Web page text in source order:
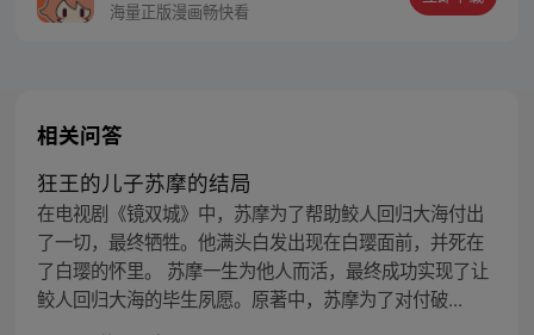
海量正版漫画畅快看
相关问答
狂王的儿子苏摩的结局
在电视剧《镜双城》中，苏摩为了帮助鲛人回归大海付出
了一切，最终牺牲。他满头白发出现在白璎面前，并死在
了白璎的怀里。 苏摩一生为他人而活，最终成功实现了让
鲛人回归大海的毕生夙愿。原著中，苏摩为了对付破...